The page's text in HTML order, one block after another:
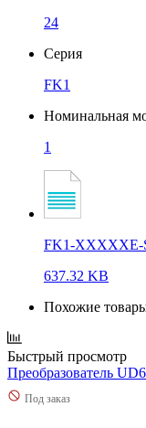
24
Серия
FK1
Номинальная
1
FK1-XXXXXE-
637.32 KB
Похожие
Быстрый просмотр
Преобразователь
Под заказ